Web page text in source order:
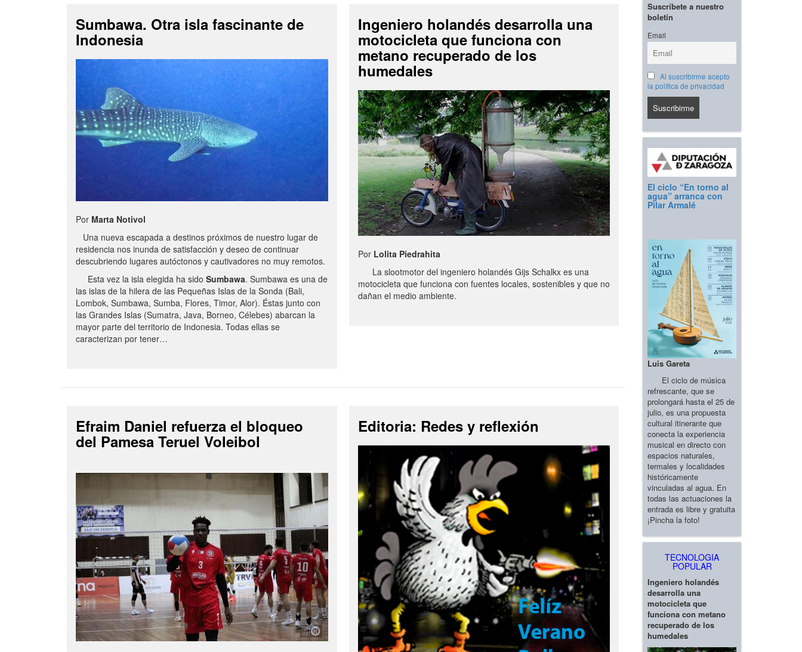
Sumbawa. Otra isla fascinante de
Indonesia
Por Marta Notivol
Una nueva escapada a destinos próximos de nuestro lugar de
residencia nos inunda de satisfacción y deseo de continuar
descubriendo lugares autóctonos y cautivadores no muy remotos.
Esta vez la isla elegida ha sido Sumbawa. Sumbawa es una de
las islas de la hilera de las Pequeñas Islas de la Sonda (Bali,
Lombok, Sumbawa, Sumba, Flores, Timor, Alor). Éstas junto con
las Grandes Islas (Sumatra, Java, Borneo, Célebes) abarcan la
mayor parte del territorio de Indonesia. Todas ellas se
caracterizan por tener…
Ingeniero holandés desarrolla una
motocicleta que funciona con
metano recuperado de los
humedales
Por Lolita Piedrahita
La slootmotor del ingeniero holandés Gijs Schalkx es una
motocicleta que funciona con fuentes locales, sostenibles y que no
dañan el medio ambiente.
Efraim Daniel refuerza el bloqueo
del Pamesa Teruel Voleibol
Editoria: Redes y reflexión
Suscríbete a nuestro
boletín
Email
Al suscribirme acepto
la política de privacidad
El ciclo “En torno al
agua” arranca con
Pilar Armalé
Luis Gareta
El ciclo de música
refrescante, que se
prolongará hasta el 25 de
julio, es una propuesta
cultural itinerante que
conecta la experiencia
musical en directo con
espacios naturales,
termales y localidades
históricamente
vinculadas al agua. En
todas las actuaciones la
entrada es libre y gratuita
¡Pincha la foto!
TECNOLOGIA
POPULAR
Ingeniero holandés
desarrolla una
motocicleta que
funciona con metano
recuperado de los
humedales